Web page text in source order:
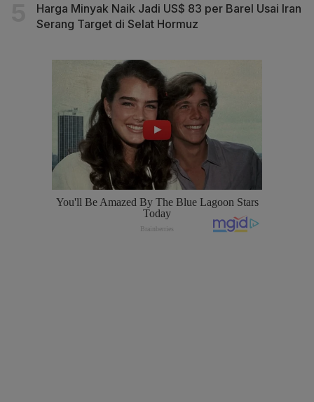
Harga Minyak Naik Jadi US$ 83 per Barel Usai Iran
Serang Target di Selat Hormuz